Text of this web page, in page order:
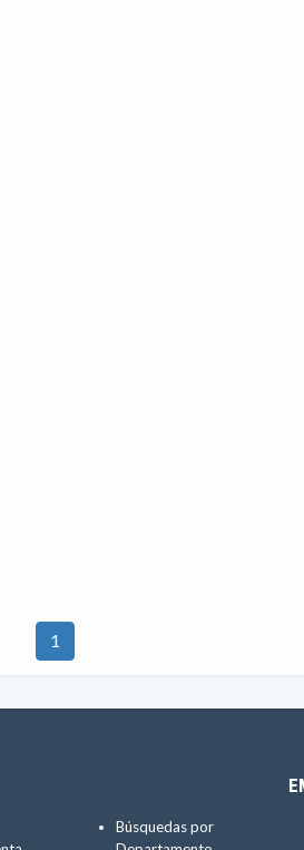
1
Búsquedas por